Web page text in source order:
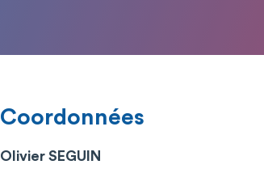
Coordonnées
Olivier SEGUIN